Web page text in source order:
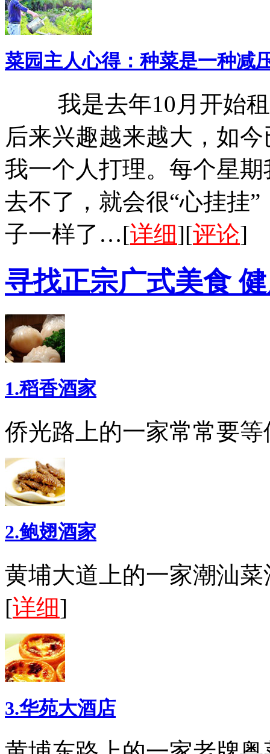
菜园主人心得：种菜是一种减
我是去年10月开始租
后来兴趣越来越大，如
我一个人打理。每个星
去不了，就会很“心挂挂
子一样了…[详细][评论]
寻找正宗广式美食
1.稻香酒家
侨光路上的一家常常要
2.鲍翅酒家
黄埔大道上的一家潮汕
[详细]
3.华苑大酒店